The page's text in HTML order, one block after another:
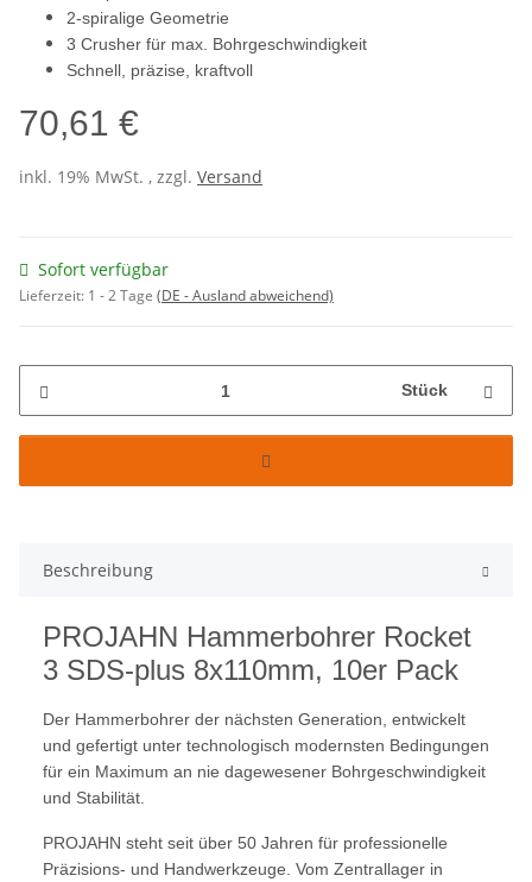
2-spiralige Geometrie
3 Crusher für max. Bohrgeschwindigkeit
Schnell, präzise, kraftvoll
70,61 €
inkl. 19% MwSt. , zzgl. Versand
Sofort verfügbar
Lieferzeit: 1 - 2 Tage (DE - Ausland abweichend)
Stück
Beschreibung
PROJAHN Hammerbohrer Rocket
3 SDS-plus 8x110mm, 10er Pack
Der Hammerbohrer der nächsten Generation, entwickelt
und gefertigt unter technologisch modernsten Bedingungen
für ein Maximum an nie dagewesener Bohrgeschwindigkeit
und Stabilität.
PROJAHN steht seit über 50 Jahren für professionelle
Präzisions- und Handwerkzeuge. Vom Zentrallager in